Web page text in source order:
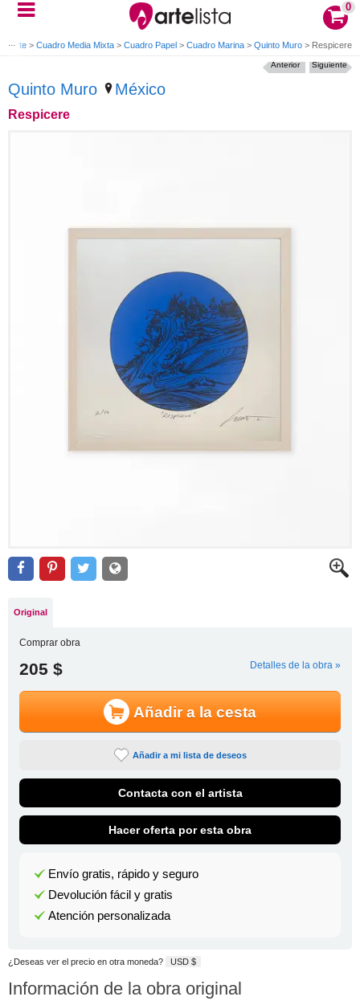
0
arte > Cuadro Media Mixta > Cuadro Papel > Cuadro Marina > Quinto Muro > Respicere
Quinto Muro México
Respicere
Siguiente
Anterior
Original
Comprar obra
205 $ Detalles de la obra »
Añadir a la cesta
Añadir a mi lista de deseos
Contacta con el artista
Hacer oferta por esta obra
Envío gratis, rápido y seguro
Devolución fácil y gratis
Atención personalizada
¿Deseas ver el precio en otra moneda? USD $
Información de la obra original